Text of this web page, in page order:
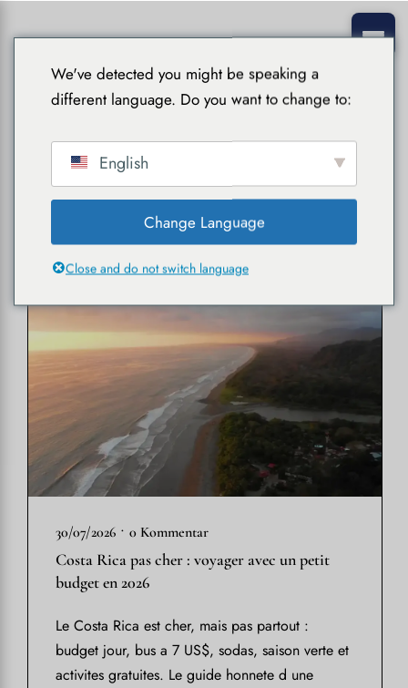
Praktische Leitfäden
30/07/2026 • 0 Kommentar
Costa Rica pas cher : voyager avec un petit
budget en 2026
Le Costa Rica est cher, mais pas partout :
budget jour, bus a 7 US$, sodas, saison verte et
activites gratuites. Le guide honnete d une
We've detected you might be speaking a
different language. Do you want to change to:
English
Change Language
Close and do not switch language